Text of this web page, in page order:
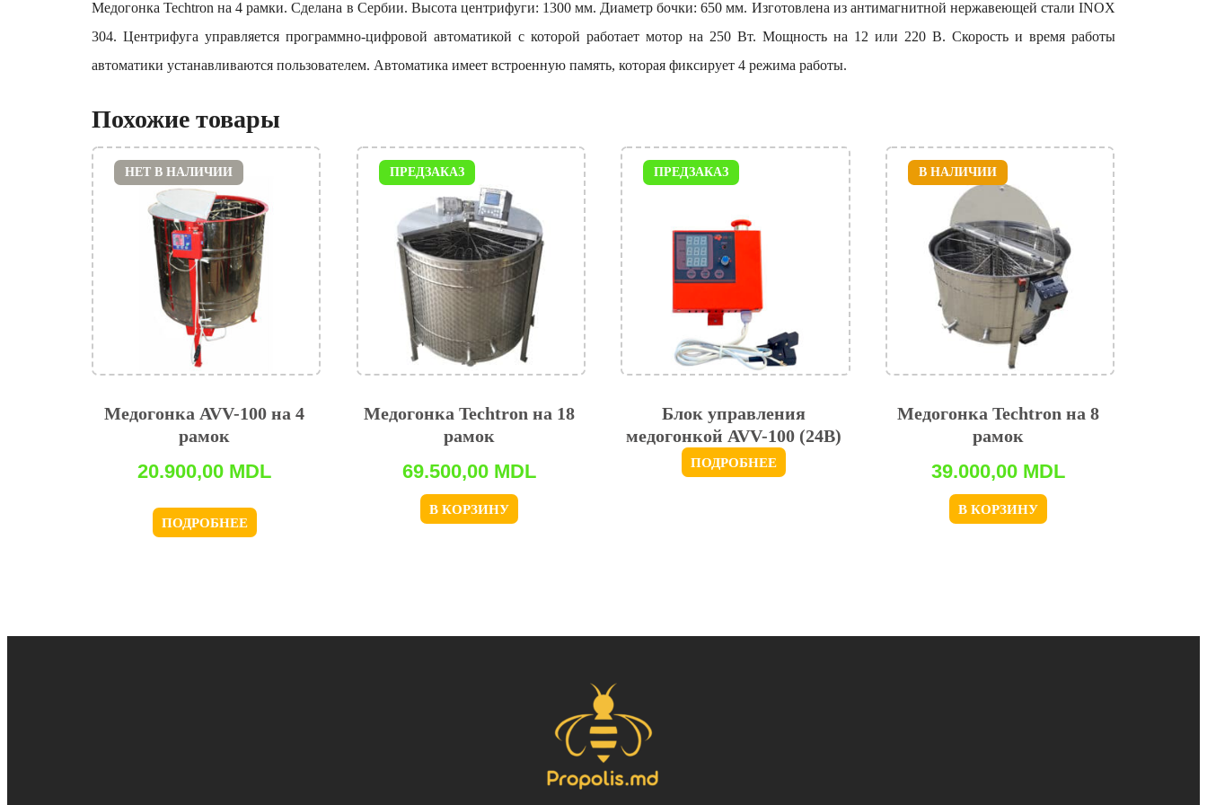
Медогонка Techtron на 4 рамки. Сделана в Сербии. Высота центрифуги: 1300 мм. Диаметр бочки: 650 мм. Изготовлена из антимагнитной нержавеющей стали INOX
304. Центрифуга управляется программно-цифровой автоматикой с которой работает мотор на 250 Вт. Мощность на 12 или 220 В. Скорость и время работы
автоматики устанавливаются пользователем. Автоматика имеет встроенную память, которая фиксирует 4 режима работы.
Похожие товары
Медогонка AVV-100 на 4
рамок
20.900,00 MDL
ПОДРОБНЕЕ
НЕТ В НАЛИЧИИ
Медогонка Techtron на 18
рамок
69.500,00 MDL
В КОРЗИНУ
ПРЕДЗАКАЗ
Блок управления
медогонкой AVV-100 (24В)
ПОДРОБНЕЕ
ПРЕДЗАКАЗ
Медогонка Techtron на 8
рамок
39.000,00 MDL
В КОРЗИНУ
В НАЛИЧИИ